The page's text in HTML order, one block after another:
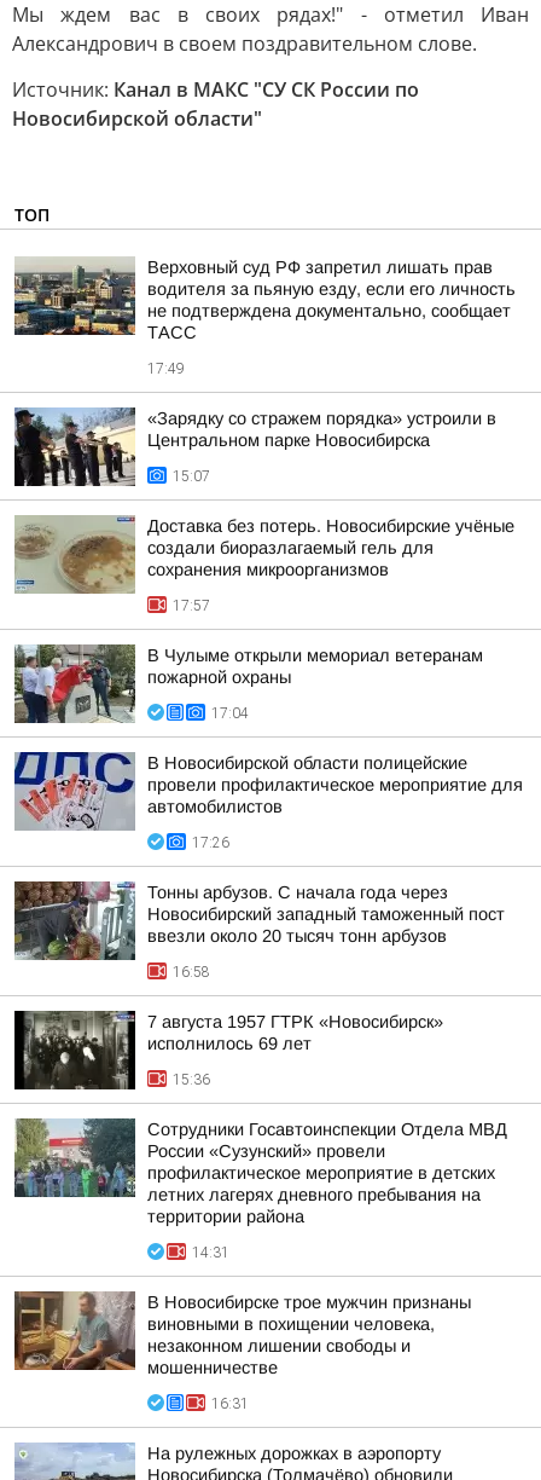
Мы ждем вас в своих рядах!" - отметил Иван
Александрович в своем поздравительном слове.
Источник: Канал в МАКС "СУ СК России по
Новосибирской области"
ТОП
Верховный суд РФ запретил лишать прав
водителя за пьяную езду, если его личность
не подтверждена документально, сообщает
ТАСС
17:49
«Зарядку со стражем порядка» устроили в
Центральном парке Новосибирска
15:07
Доставка без потерь. Новосибирские учёные
создали биоразлагаемый гель для
сохранения микроорганизмов
17:57
В Чулыме открыли мемориал ветеранам
пожарной охраны
17:04
В Новосибирской области полицейские
провели профилактическое мероприятие для
автомобилистов
17:26
Тонны арбузов. С начала года через
Новосибирский западный таможенный пост
ввезли около 20 тысяч тонн арбузов
16:58
7 августа 1957 ГТРК «Новосибирск»
исполнилось 69 лет
15:36
Сотрудники Госавтоинспекции Отдела МВД
России «Сузунский» провели
профилактическое мероприятие в детских
летних лагерях дневного пребывания на
территории района
14:31
В Новосибирске трое мужчин признаны
виновными в похищении человека,
незаконном лишении свободы и
мошенничестве
16:31
На рулежных дорожках в аэропорту
Новосибирска (Толмачёво) обновили